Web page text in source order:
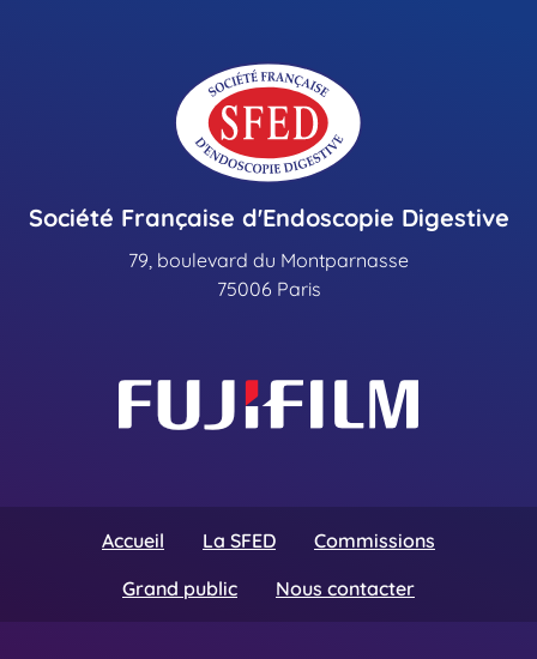
Société Française d'Endoscopie Digestive
79, boulevard du Montparnasse
75006 Paris
Accueil La SFED
Commissions
Grand public
Nous contacter